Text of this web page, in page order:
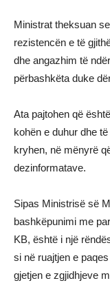
Ministrat theksuan
rezistencën e të
dhe angazhim të
përbashkëta duke
Ata pajtohen që
kohën e duhur dhe
kryhen, në mënyrë
dezinformatave.
Sipas Ministrisë së
bashkëpunimi me
KB, është i një
si në ruajtjen e
gjetjen e zgjidhjeve